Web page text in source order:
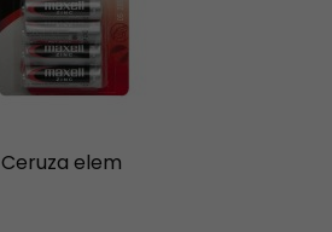
Ceruza elem